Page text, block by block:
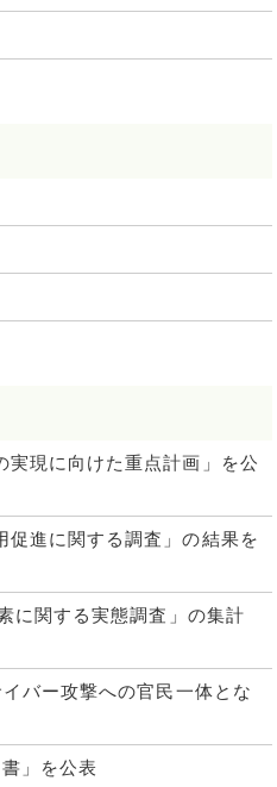
実現に向けた重点計画」を公
促進に関する調査」の結果を
に関する実態調査」の集計
バー攻撃への官民一体とな
」を公表